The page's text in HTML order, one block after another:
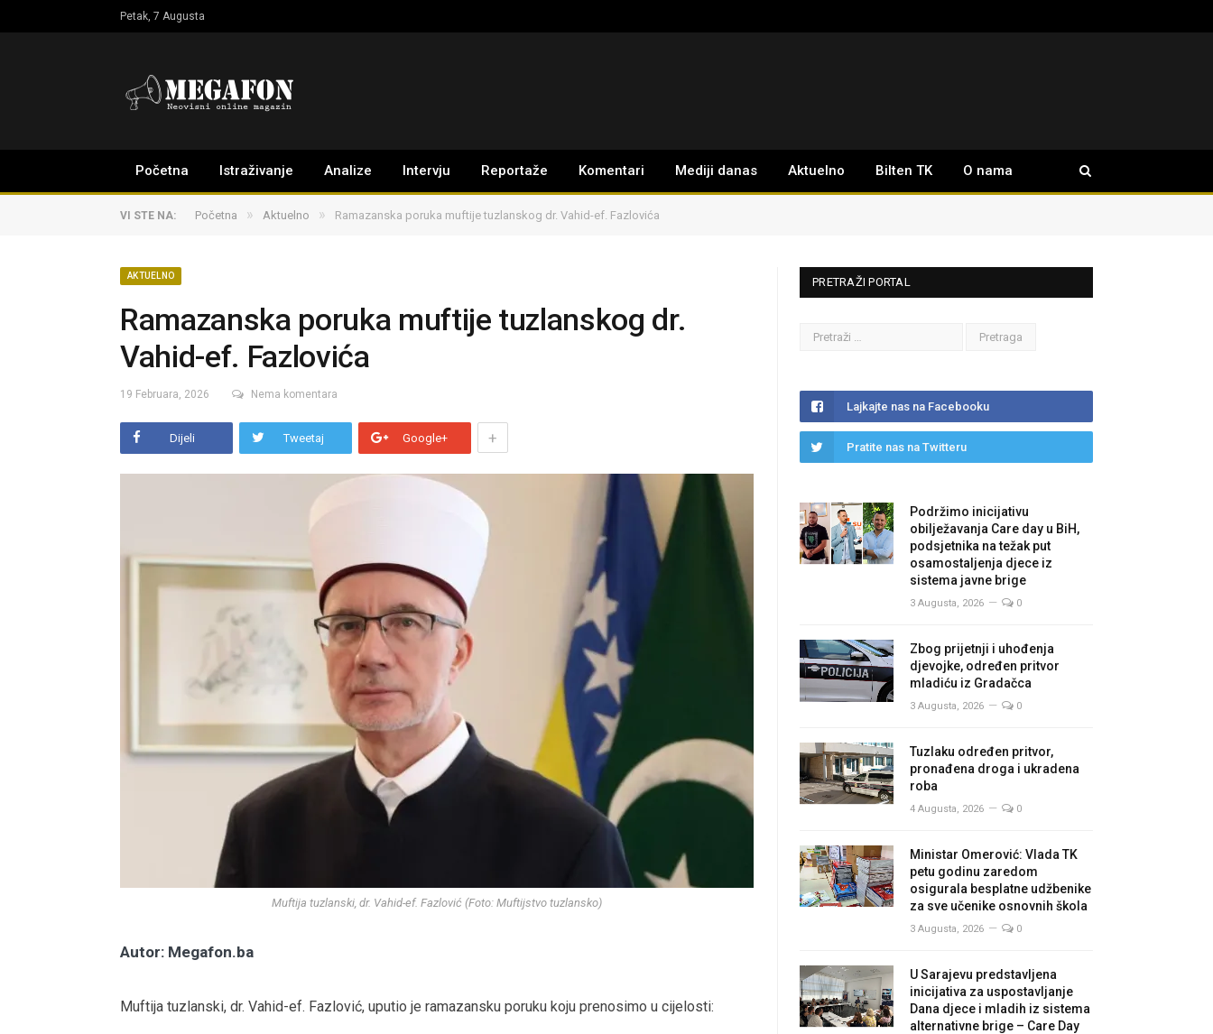
Petak, 7 Augusta
Početna Istraživanje Analize Intervju Reportaže Komentari Mediji danas Aktuelno Bilten TK O nama
VI STE NA: Početna » Aktuelno » Ramazanska poruka muftije tuzlanskog dr. Vahid-ef. Fazlovića
AKTUELNO
Ramazanska poruka muftije tuzlanskog dr.
Vahid-ef. Fazlovića
19 Februara, 2026 Nema komentara
Dijeli Tweetaj Google+ +
Muftija tuzlanski, dr. Vahid-ef. Fazlović (Foto: Muftijstvo tuzlansko)
Autor: Megafon.ba
Muftija tuzlanski, dr. Vahid-ef. Fazlović, uputio je ramazansku poruku koju prenosimo u cijelosti:
PRETRAŽI PORTAL
Lajkajte nas na Facebooku
Pratite nas na Twitteru
Podržimo inicijativu
obilježavanja Care day u BiH,
podsjetnika na težak put
osamostaljenja djece iz
sistema javne brige
3 Augusta, 2026 0
Zbog prijetnji i uhođenja
djevojke, određen pritvor
mladiću iz Gradačca
3 Augusta, 2026 0
Tuzlaku određen pritvor,
pronađena droga i ukradena
roba
4 Augusta, 2026 0
Ministar Omerović: Vlada TK
petu godinu zaredom
osigurala besplatne udžbenike
za sve učenike osnovnih škola
3 Augusta, 2026 0
U Sarajevu predstavljena
inicijativa za uspostavljanje
Dana djece i mladih iz sistema
alternativne brige – Care Day